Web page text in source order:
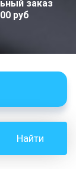
заказ
руб
Найти